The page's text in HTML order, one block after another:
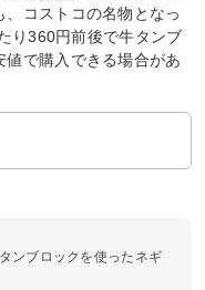
コストコの名物となっ
り360円前後で牛タンブ
値で購入できる場合があ
ンブロックを使ったネギ